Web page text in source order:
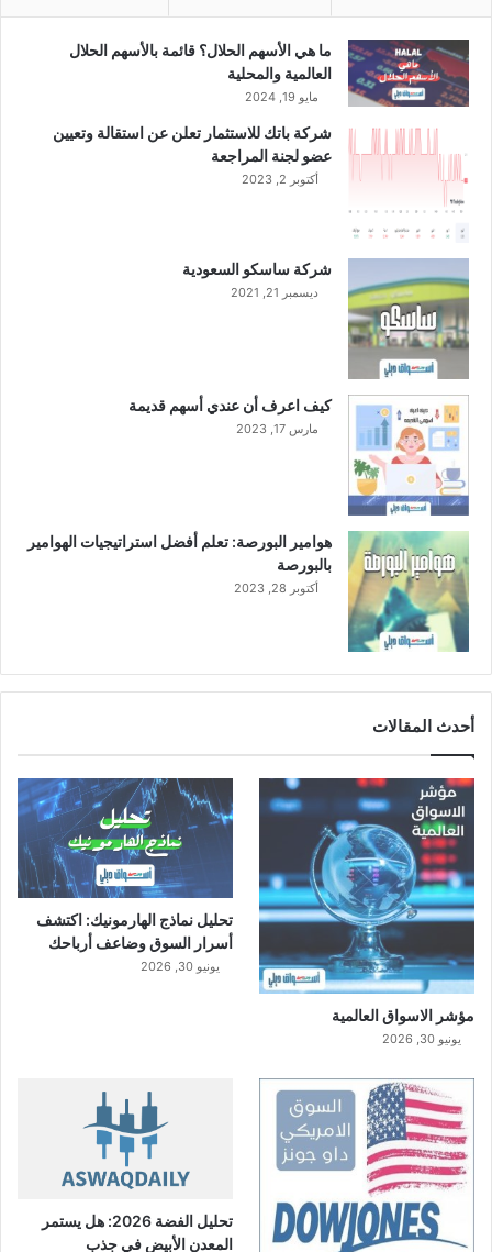
ب
ة
ما هي الأسهم الحلال؟ قائمة بالأسهم الحلال
العالمية والمحلية
مايو 19, 2024
شركة باتك للاستثمار تعلن عن استقالة وتعيين
عضو لجنة المراجعة
أكتوبر 2, 2023
شركة ساسكو السعودية
ديسمبر 21, 2021
كيف اعرف أن عندي أسهم قديمة
مارس 17, 2023
هوامير البورصة: تعلم أفضل استراتيجيات الهوامير
بالبورصة
أكتوبر 28, 2023
أحدث المقالات
مؤشر الاسواق العالمية
يونيو 30, 2026
تحليل نماذج الهارمونيك: اكتشف
أسرار السوق وضاعف أرباحك
يونيو 30, 2026
تحليل الفضة 2026: هل يستمر
المعدن الأبيض في جذب